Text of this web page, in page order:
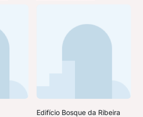
Edifício Bosque da Ribeira